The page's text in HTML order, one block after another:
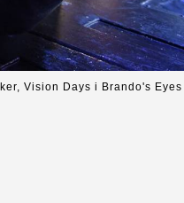
Vision Days i Brando's Eyes